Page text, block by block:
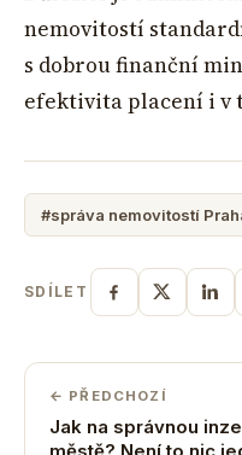
nemovitostí
s dobrou finanční
efektivita placení i v
#správa nemovitostí
SDÍLET
← PŘEDCHOZÍ
Jak na správnou
městě? Není to nic